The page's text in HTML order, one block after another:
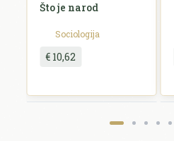
Što je narod
Sociologija
€ 10,62